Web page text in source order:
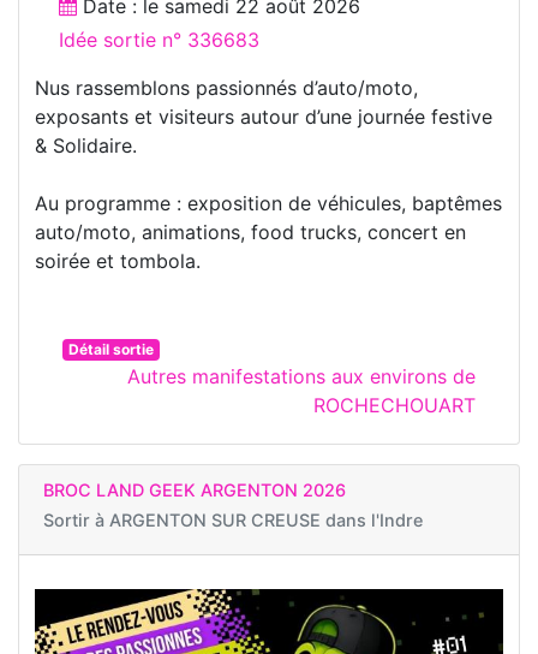
Date : le samedi 22 août 2026
Idée sortie n° 336683
Nus rassemblons passionnés d’auto/moto,
exposants et visiteurs autour d’une journée festive
& Solidaire.
Au programme : exposition de véhicules, baptêmes
auto/moto, animations, food trucks, concert en
soirée et tombola.
Détail sortie
Autres manifestations aux environs de
ROCHECHOUART
BROC LAND GEEK ARGENTON 2026
Sortir à ARGENTON SUR CREUSE dans l'Indre